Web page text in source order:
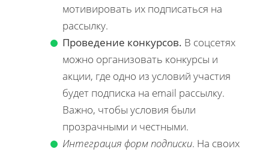
мотивировать их подписаться на
рассылку.
Проведение конкурсов. В соцсетях
можно организовать конкурсы и
акции, где одно из условий участия
будет подписка на email рассылку.
Важно, чтобы условия были
прозрачными и честными.
Интеграция форм подписки. На своих